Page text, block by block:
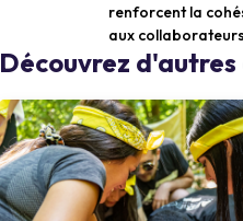
renforcent la
aux
Découvrez